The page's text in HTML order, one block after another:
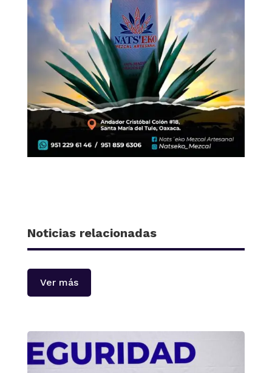
Noticias relacionadas
Ver más